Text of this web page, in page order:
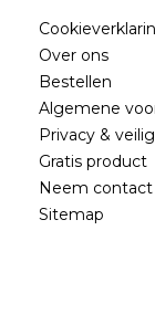
Over ons
Bestellen
Algemene
Privacy &
Gratis product
Neem contact
Sitemap